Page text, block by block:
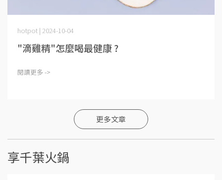
hotpot | 2024-10-04
"滴雞精"怎麼喝最健康 ?
閱讀更多 ->
更多文章
享千葉火鍋